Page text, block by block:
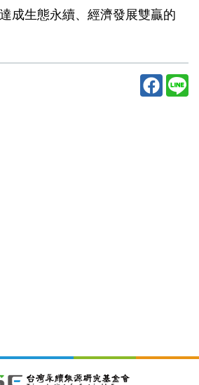
成生態永續、經濟發展雙贏的